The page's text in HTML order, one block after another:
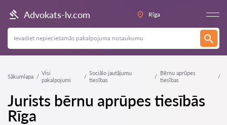
Advokats-lv.com Rīga
Sākumlapa
Visi
pakalpojumi
Sociālo jautājumu
tiesības
Bērnu aprūpes
tiesības
Jurists bērnu aprūpes tiesībās
Rīga